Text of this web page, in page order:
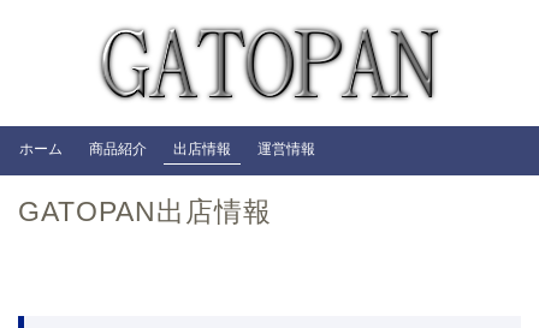
ホーム 商品紹介 出店情報 運営情報
GATOPAN出店情報